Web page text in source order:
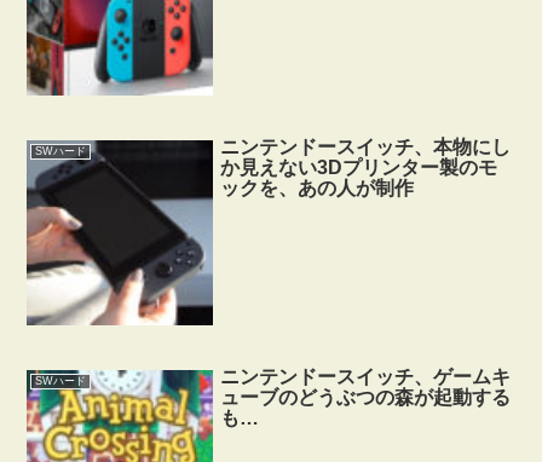
SWハード
ニンテンドースイッチ、本物にし
か見えない3Dプリンター製のモ
ックを、あの人が制作
SWハード
ニンテンドースイッチ、ゲームキ
ューブのどうぶつの森が起動する
も…